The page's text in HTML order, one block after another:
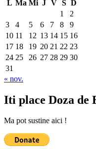
L Ma Mi J V S D
1
2
3
4 5 6 7 8
9
10 11 12 13 14 15 16
17 18 19 20 21 22 23
24 25 26 27 28 29 30
31
« nov.
Iti place Doza de
Ma pot sustine aici !